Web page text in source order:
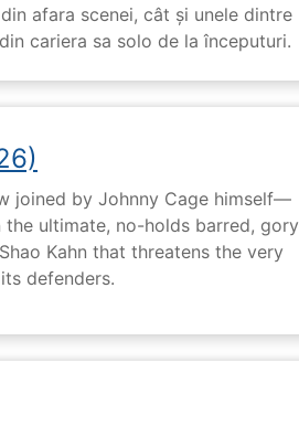
afara scenei, cât și unele dintre
cariera sa solo de la începuturi.
joined by Johnny Cage himself—
ultimate, no-holds barred, gory
Kahn that threatens the very
defenders.